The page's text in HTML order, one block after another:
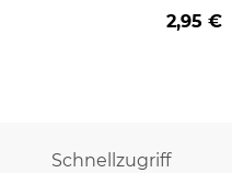
HO HO - rot
2,95 €
Schnellzugriff